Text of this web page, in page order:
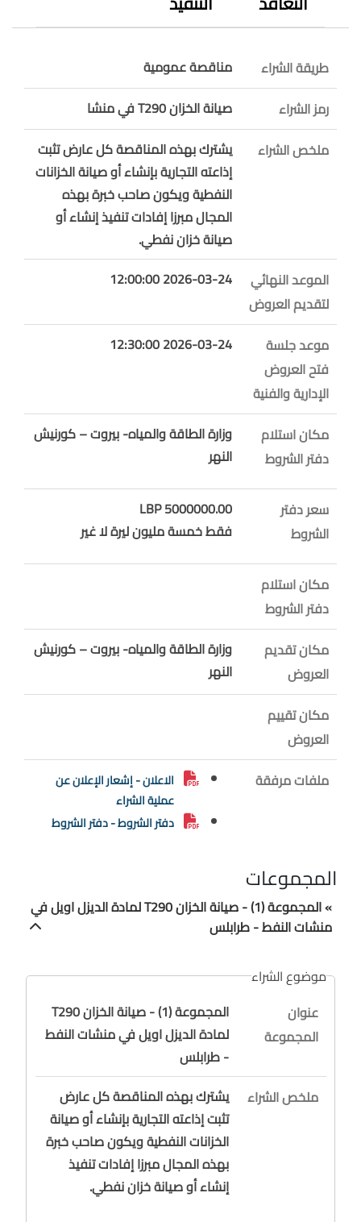
طريقة الشراء
مناقصة عمومية
رمز الشراء
صيانة الخزان T290 في منشا
ملخص الشراء
يشترك بهذه المناقصة كل عارض تثبت
إذاعته التجارية بإنشاء أو صيانة الخزانات
النفطية ويكون صاحب خبرة بهذه
المجال مبرزا إفادات تنفيذ إنشاء أو
صيانة خزان نفطي.
الموعد النهائي
لتقديم العروض
2026-03-24 12:00:00
موعد جلسة
فتح العروض
الإدارية والفنية
2026-03-24 12:30:00
مكان استلام
دفتر الشروط
وزارة الطاقة والمياه- بيروت – كورنيش
النهر
سعر دفتر
الشروط
5000000.00 LBP
فقط خمسة مليون ليرة لا غير
مكان استلام
دفتر الشروط
مكان تقديم
العروض
وزارة الطاقة والمياه- بيروت – كورنيش
النهر
مكان تقييم
العروض
ملفات مرفقة
الاعلان - إشعار الإعلان عن
عملية الشراء
دفتر الشروط - دفتر الشروط
المجموعات
» المجموعة (1) - صيانة الخزان T290 لمادة الديزل اويل في
منشات النفط - طرابلس
موضوع الشراء
عنوان
المجموعة
المجموعة (1) - صيانة الخزان T290
لمادة الديزل اويل في منشات النفط
- طرابلس
ملخص الشراء
يشترك بهذه المناقصة كل عارض
تثبت إذاعته التجارية بإنشاء أو صيانة
الخزانات النفطية ويكون صاحب خبرة
بهذه المجال مبرزا إفادات تنفيذ
إنشاء أو صيانة خزان نفطي.